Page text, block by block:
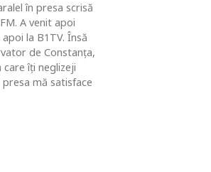
în presa scrisă
A venit apoi
la B1TV. Însă
de Constanţa,
îţi neglizeji
mă satisface